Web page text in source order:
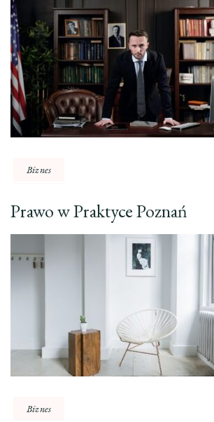
Biznes
Prawo w Praktyce Poznań
Biznes